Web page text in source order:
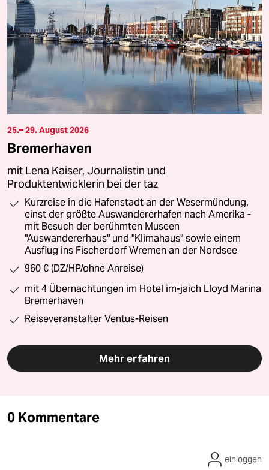
25.– 29. August 2026
Bremerhaven
mit Lena Kaiser, Journalistin und
Produktentwicklerin bei der taz
Kurzreise in die Hafenstadt an der Wesermündung,
einst der größte Auswandererhafen nach Amerika -
mit Besuch der berühmten Museen
"Auswandererhaus" und "Klimahaus" sowie einem
Ausflug ins Fischerdorf Wremen an der Nordsee
960 € (DZ/HP/ohne Anreise)
mit 4 Übernachtungen im Hotel im-jaich Lloyd Marina
Bremerhaven
Reiseveranstalter Ventus-Reisen
Mehr erfahren
0 Kommentare
einloggen